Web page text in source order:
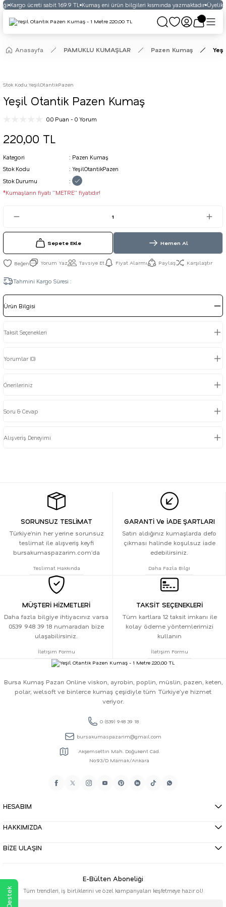
Kargo ücreti sabit 169.9 TL Kumaş eni ürün bilgileri kısmında yazmaktadır Üyelikli
Anasayfa PAMUKLU KUMAŞLAR Pazen Kumaş
Stok Kodu:YeşilOtantikPazen
Yeşil Otantik Pazen Kumaş
0.0 Puan - 0 Yorum
220,00 TL
Kategori
Pazen Kumaş
Stok Kodu
YeşilOtantikPazen
Stok Durumu
*Kumaşların fiyatı ''METRE'' fiyatıdır!
Sepete Ekle Hemen Al
Yorum Yaz Tavsiye Et Fiyat Alarmı Paylaş Karşılaştır
Tahmini Kargo Süresi :
Ürün Bilgisi
Taksit Seçenekleri
Yorumlar (0)
Önerileriniz
Soru & Cevap
Alışveriş Deneyimi
SORUNSUZ TESLİMAT
Türkiye’nin her yerine sorunsuz
teslimat ile alışveriş keyfi
bursakumaspazarim.com’da
Teslimat Hakkında
GARANTİ Ve İADE ŞARTLARI
Satın aldığınız kumaşlarda defo
çıkması halinde koşulsuz iade
edebilirsiniz.
Daha Fazla Bilgi
MÜŞTERİ HİZMETLERİ
Daha fazla bilgiye ihtiyacınız varsa
0539 948 39 18 numaradan bize
ulaşabilirsiniz.
İletişim Formu
TAKSİT SEÇENEKLERİ
Tüm kartlara 12 taksit imkanı ile
kolay ödeme yöntemlerimizi
kullanın
İletişim Formu
Bursa Kumaş Pazarı Online viskon, ayrobin, poplin, müslin, pazen, keten,
polar, welsoft ve binlerce kumaş çeşidiyle tüm Türkiye'ye hizmet
veriyor.
0 (539) 948 39 18
bursakumaspazarim@gmail.com
Akşemsettin Mah. Doğukent Cad.
No:93/D Mamak/Ankara
HESABIM
HAKKIMIZDA
BİZE ULAŞIN
E-Bülten Aboneliği
Tüm trendleri, iş birliklerini ve özel kampanyaları keşfetmeye hazır ol!